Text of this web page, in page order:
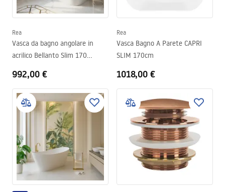
Rea
Vasca da bagno angolare in
acrilico Bellanto Slim 170
992,00 €
Rea
Vasca Bagno A Parete CAPRI
SLIM 170cm
1018,00 €